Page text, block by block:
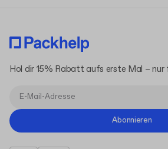
Hol dir 15% Rabatt aufs erste Mal – nur
Abonnieren